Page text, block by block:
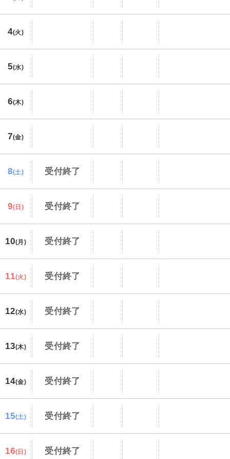
4(火)
5(水)
6(木)
7(金)
8(土) 受付終了
9(日) 受付終了
10(月) 受付終了
11(火) 受付終了
12(水) 受付終了
13(木) 受付終了
14(金) 受付終了
15(土) 受付終了
16(日) 受付終了